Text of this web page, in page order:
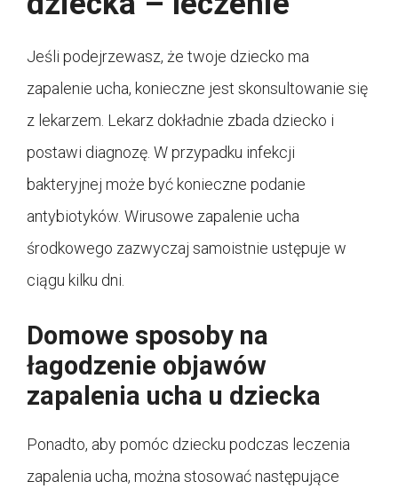
Jeśli podejrzewasz, że twoje dziecko ma
zapalenie ucha, konieczne jest skonsultowanie się
z lekarzem. Lekarz dokładnie zbada dziecko i
postawi diagnozę. W przypadku infekcji
bakteryjnej może być konieczne podanie
antybiotyków. Wirusowe zapalenie ucha
środkowego zazwyczaj samoistnie ustępuje w
ciągu kilku dni.
Domowe sposoby na
łagodzenie objawów
zapalenia ucha u dziecka
Ponadto, aby pomóc dziecku podczas leczenia
zapalenia ucha, można stosować następujące